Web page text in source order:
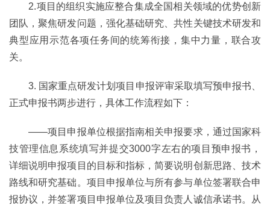
2.项目的组织实施应整合集成全国相关领域的优势创新
团队，聚焦研发问题，强化基础研究、共性关键技术研发和
典型应用示范各项任务间的统筹衔接，集中力量，联合攻
关。
3. 国家重点研发计划项目申报评审采取填写预申报书、
正式申报书两步进行，具体工作流程如下：
——项目申报单位根据指南相关申报要求，通过国家科
技管理信息系统填写并提交3000字左右的项目预申报书，
详细说明申报项目的目标和指标，简要说明创新思路、技术
路线和研究基础。项目申报单位与所有参与单位签署联合申
报协议，并签署项目申报单位及项目负责人诚信承诺书。从